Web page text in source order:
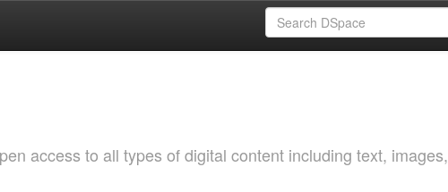
access to all types of digital content including text, images,